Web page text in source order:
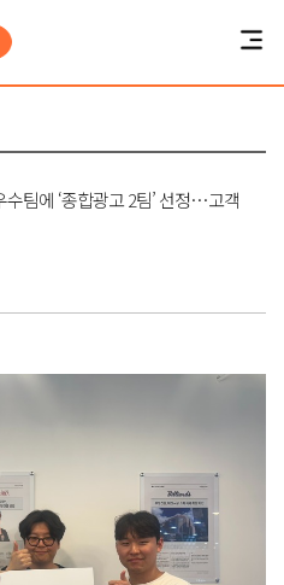
수팀에 ‘종합광고 2팀’ 선정…고객